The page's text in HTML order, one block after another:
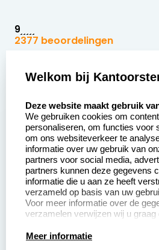
9
2377 beoordelingen
Zakelijk:
Aanvraag op maat
Betaling &
Verzending
Wederverkoper
worden
Sale
Productinformatie:
Welkom bij
Deze website maakt gebruik
We gebruiken cookies om
personaliseren, om functies voor
om ons websiteverkeer te
informatie over uw gebruik van
partners voor social media,
partners kunnen deze gegevens
informatie die u aan ze heeft
verzameld op basis van uw
Voor meer informatie over de
verzamelen verwijzen wij u
Meer informatie